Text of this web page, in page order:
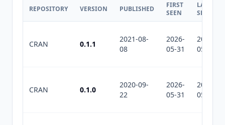
REPOSITORY VERSION PUBLISHED
FIRST
SEEN
LAST
SEEN
CRAN 0.1.1
2021-08-
08
2026-
05-31
2026-
05-31
CRAN 0.1.0
2020-09-
22
2026-
05-31
2026-
05-31